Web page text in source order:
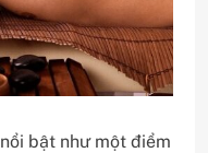
nổi bật như một điểm